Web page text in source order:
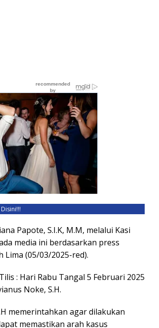
Papote, S.I.K, M.M, melalui Kasi
media ini berdasarkan press
Lima (05/03/2025-red).
: Hari Rabu Tangal 5 Februari 2025
Noke, S.H.
memerintahkan agar dilakukan
memastikan arah kasus